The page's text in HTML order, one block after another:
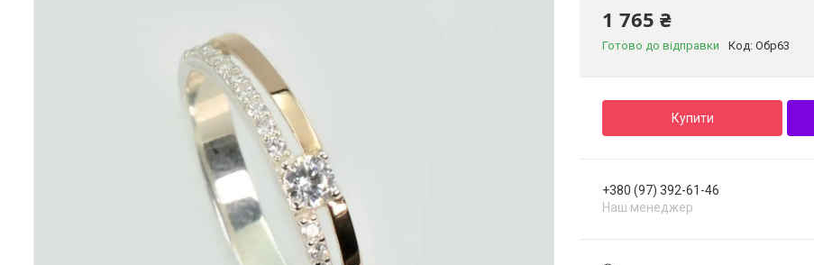
1 765 ₴
Готово до відправки Код: Обр63
Купити
+380 (97) 392-61-46
Наш менеджер